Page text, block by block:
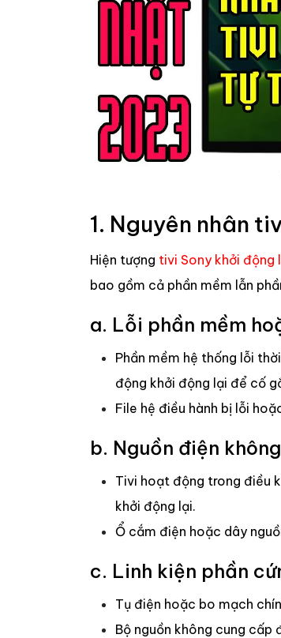
1. Nguyên nhân
Hiện tượng tivi Sony khởi động
bao gồm cả phần mềm lẫn
a. Lỗi phần mềm
Phần mềm hệ thống lỗi
động khởi động lại để cố
File hệ điều hành bị lỗi
b. Nguồn điện
Tivi hoạt động trong điều
khởi động lại.
Ổ cắm điện hoặc dây
c. Linh kiện phần
Tụ điện hoặc bo mạch
Bộ nguồn không cung cấp